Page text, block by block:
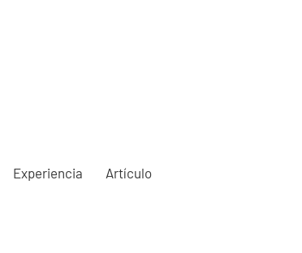
Experiencia Artículo